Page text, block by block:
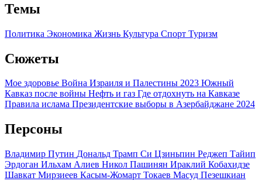
Темы
Политика Экономика Жизнь Культура Спорт Туризм
Сюжеты
Мое здоровье Война Израиля и Палестины 2023 Южный
Кавказ после войны Нефть и газ Где отдохнуть на Кавказе
Правила ислама Президентские выборы в Азербайджане 2024
Персоны
Владимир Путин Дональд Трамп Си Цзиньпин Реджеп Тайип
Эрдоган Ильхам Алиев Никол Пашинян Ираклий Кобахидзе
Шавкат Мирзиеев Касым-Жомарт Токаев Масуд Пезешкиан